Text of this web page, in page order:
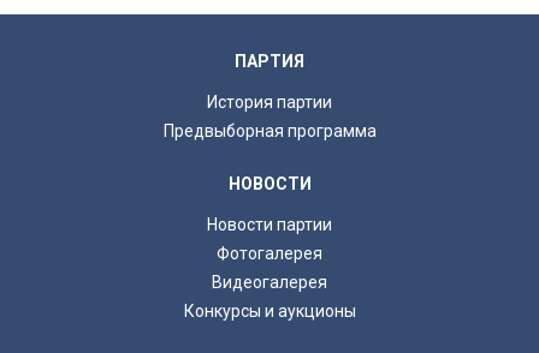
ПАРТИЯ
История партии
Предвыборная программа
НОВОСТИ
Новости партии
Фотогалерея
Видеогалерея
Конкурсы и аукционы